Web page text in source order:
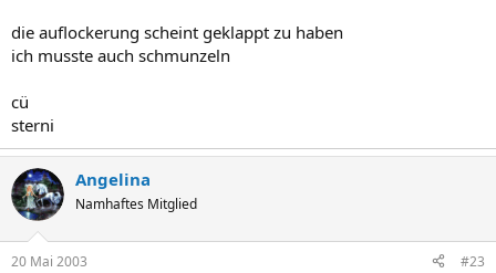
die auflockerung scheint geklappt zu haben
ich musste auch schmunzeln
cü
sterni
Angelina
Namhaftes Mitglied
20 Mai 2003 #23